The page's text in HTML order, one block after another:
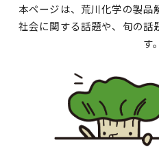
つぶやき
本ページは、荒川化学の製品
社会に関する話題や、旬の話
す。